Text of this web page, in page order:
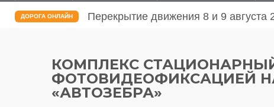
ДОРОГА ОНЛАЙН Перекрытие движения 31 июля и 1
КОМПЛЕКС
ФОТОВИДЕОФИКСАЦИЕЙ
«АВТОЗЕБРА»